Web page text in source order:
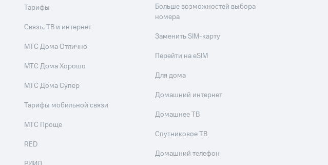
Тарифы
Связь, ТВ и интернет
МТС Дома Отлично
МТС Дома Хорошо
МТС Дома Супер
Тарифы мобильной связи
МТС Проще
RED
Больше возможностей выбора
номера
Заменить SIM-карту
Перейти на eSIM
Для дома
Домашний интернет
Домашнее ТВ
Спутниковое ТВ
Домашний телефон